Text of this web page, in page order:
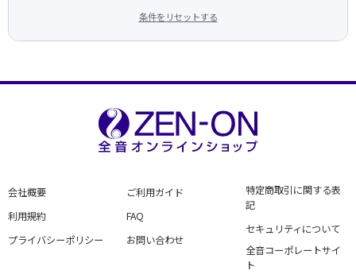
条件をリセットする
会社概要
利用規約
プライバシーポリシー
ご利用ガイド
FAQ
お問い合わせ
特定商取引に関する表
記
セキュリティについて
全音コーポレートサイ
ト